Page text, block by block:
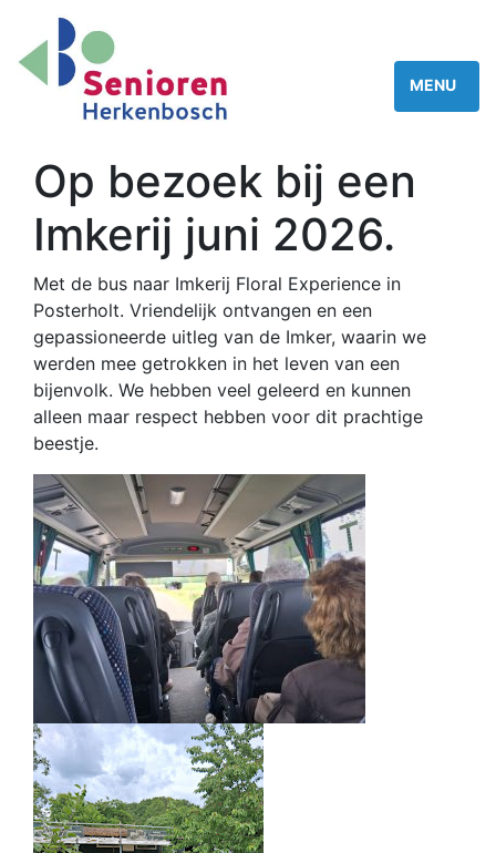
Op bezoek bij een
Imkerij juni 2026.
Met de bus naar Imkerij Floral Experience in
Posterholt. Vriendelijk ontvangen en een
gepassioneerde uitleg van de Imker, waarin we
werden mee getrokken in het leven van een
bijenvolk. We hebben veel geleerd en kunnen
alleen maar respect hebben voor dit prachtige
beestje.